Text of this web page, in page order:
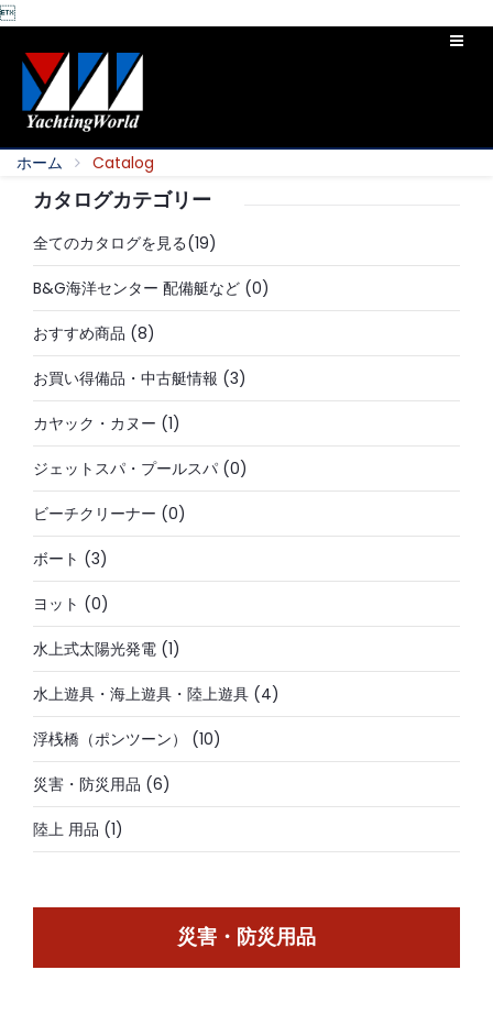

ホーム
Catalog
カタログカテゴリー
全てのカタログを見る(19)
B&G海洋センター 配備艇など (0)
おすすめ商品 (8)
お買い得備品・中古艇情報 (3)
カヤック・カヌー (1)
ジェットスパ・プールスパ (0)
ビーチクリーナー (0)
ボート (3)
ヨット (0)
水上式太陽光発電 (1)
水上遊具・海上遊具・陸上遊具 (4)
浮桟橋（ポンツーン） (10)
災害・防災用品 (6)
陸上 用品 (1)
災害・防災用品